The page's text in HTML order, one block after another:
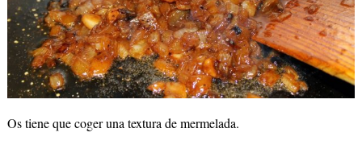
Os tiene que coger una textura de mermelada.